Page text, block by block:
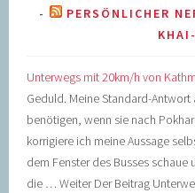
PERSÖNLICHER
Unterwegs mit 20km/h von
Geduld. Meine Standard-
benötigen, wenn sie nach
korrigiere ich meine Aussage
dem Fenster des Busses
die … Weiter Der Beitrag